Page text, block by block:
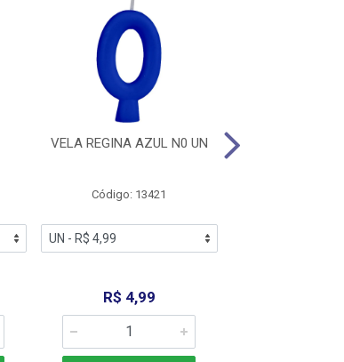
VELA REGINA AZUL N0 UN
Código: 13421
R$ 4,99